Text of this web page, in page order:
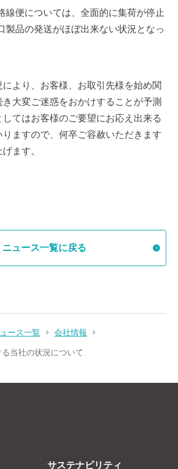
線便については、全面的に集荷が停止
製品の発送がほぼ出来ない状況となっ
により、お客様、お取引先様を始め関
大変ご迷惑をおかけすることが予測
してはお客様のご要望にお応え出来る
りますので、何卒ご容赦いただきます
ます。
ニュース一覧に戻る
ース一覧 会社情報
当社の状況について
サステナビリティ